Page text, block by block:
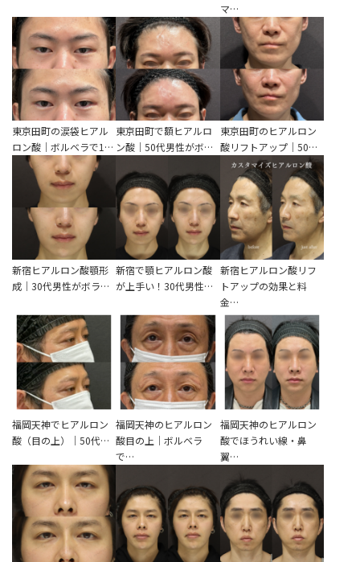
マ…
東京田町の涙袋ヒアル
ロン酸｜ボルベラで1…
東京田町で額ヒアルロ
ン酸｜50代男性がボ…
東京田町のヒアルロン
酸リフトアップ｜50…
新宿ヒアルロン酸顎形
成｜30代男性がボラ…
新宿で顎ヒアルロン酸
が上手い！30代男性…
新宿ヒアルロン酸リフ
トアップの効果と料
金…
福岡天神でヒアルロン
酸（目の上）｜50代…
福岡天神のヒアルロン
酸目の上｜ボルベラ
で…
福岡天神のヒアルロン
酸でほうれい線・鼻
翼…